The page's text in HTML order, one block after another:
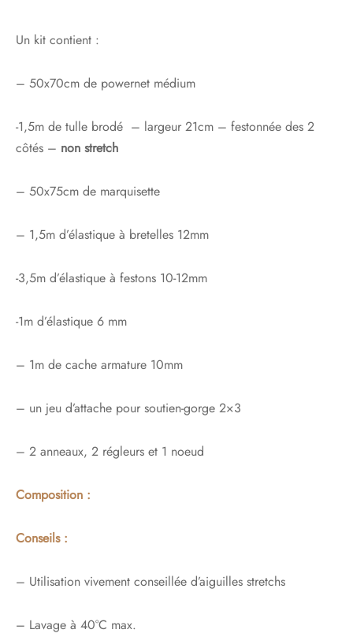
Un kit contient :
– 50x70cm de powernet médium
-1,5m de tulle brodé – largeur 21cm – festonnée des 2
côtés – non stretch
– 50x75cm de marquisette
– 1,5m d’élastique à bretelles 12mm
-3,5m d’élastique à festons 10-12mm
-1m d’élastique 6 mm
– 1m de cache armature 10mm
– un jeu d’attache pour soutien-gorge 2×3
– 2 anneaux, 2 régleurs et 1 noeud
Composition :
Conseils :
– Utilisation vivement conseillée d’aiguilles stretchs
– Lavage à 40°C max.